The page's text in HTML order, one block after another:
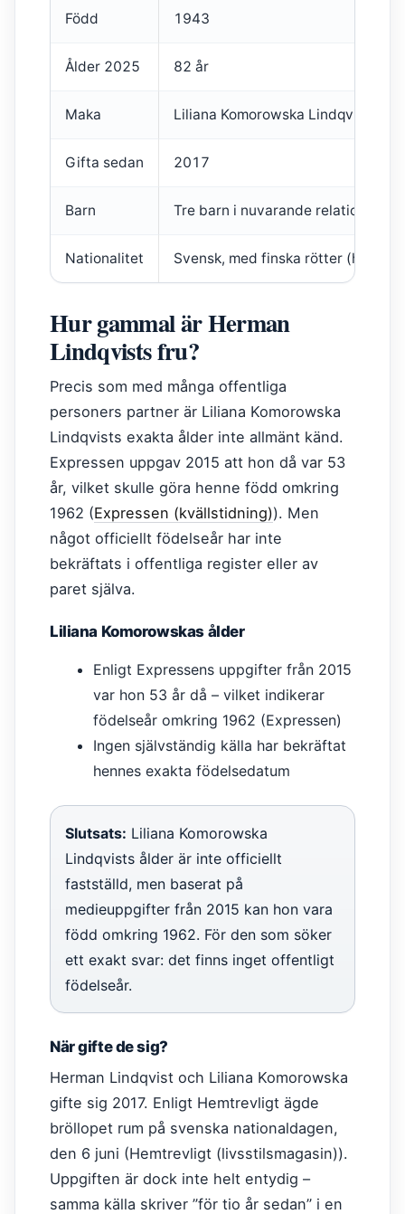
Född 1943
Ålder 2025 82 år
Maka Liliana Komorowska Lindqvist
Gifta sedan 2017
Barn Tre barn i nuvarande relation
Nationalitet Svensk, med finska rötter
Hur gammal är Herman
Lindqvists fru?
Precis som med många offentliga
personers partner är Liliana Komorowska
Lindqvists exakta ålder inte allmänt känd.
Expressen uppgav 2015 att hon då var 53
år, vilket skulle göra henne född omkring
1962 (Expressen (kvällstidning)). Men
något officiellt födelseår har inte
bekräftats i offentliga register eller av
paret själva.
Liliana Komorowskas ålder
Enligt Expressens uppgifter från 2015
var hon 53 år då – vilket indikerar
födelseår omkring 1962 (Expressen)
Ingen självständig källa har bekräftat
hennes exakta födelsedatum
Slutsats: Liliana Komorowska
Lindqvists ålder är inte officiellt
fastställd, men baserat på
medieuppgifter från 2015 kan hon vara
född omkring 1962. För den som söker
ett exakt svar: det finns inget offentligt
födelseår.
När gifte de sig?
Herman Lindqvist och Liliana Komorowska
gifte sig 2017. Enligt Hemtrevligt ägde
bröllopet rum på svenska nationaldagen,
den 6 juni (Hemtrevligt (livsstilsmagasin)).
Uppgiften är dock inte helt entydig –
samma källa skriver ”för tio år sedan” i en